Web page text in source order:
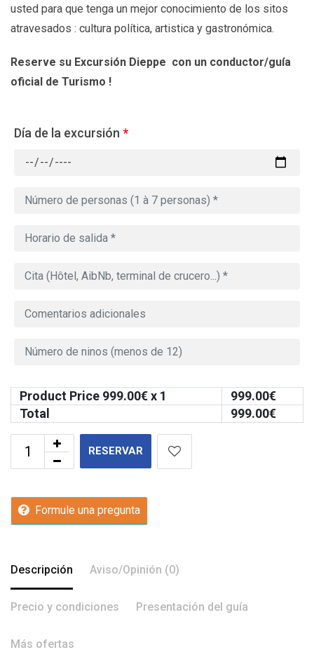
usted para que tenga un mejor conocimiento de los sitos
atravesados : cultura política, artistica y gastronómica.
Reserve su Excursión Dieppe con un conductor/guía
oficial de Turismo !
Día de la excursión *
Product Price 999.00€ x 1 999.00€
Total
999.00€
RESERVAR
Formule una pregunta
Descripción Aviso/Opinión (0)
Precio y condiciones Presentación del guía
Más ofertas